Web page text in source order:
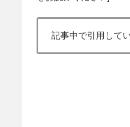
記事中で引用して